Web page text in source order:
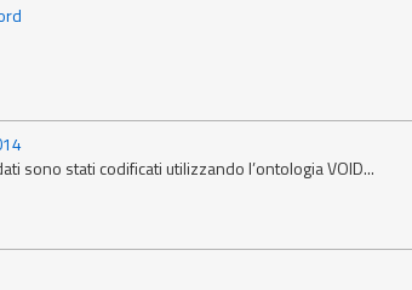
sono stati codificati utilizzando l’ontologia VOID...